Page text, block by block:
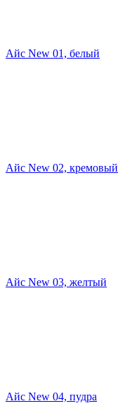
Айс New 01, белый
Айс New 02, кремовый
Айс New 03, желтый
Айс New 04, пудра